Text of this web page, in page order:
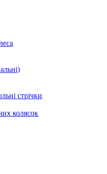
стрічки
колясок